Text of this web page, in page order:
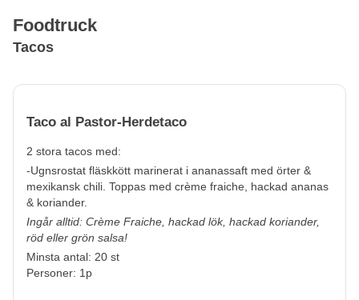
Foodtruck
Tacos
Taco al Pastor-Herdetaco
2 stora tacos med:
-Ugnsrostat fläskkött marinerat i ananassaft med örter &
mexikansk chili. Toppas med crème fraiche, hackad ananas
& koriander.
Ingår alltid: Crème Fraiche, hackad lök, hackad koriander,
röd eller grön salsa!
Minsta antal: 20 st
Personer: 1p